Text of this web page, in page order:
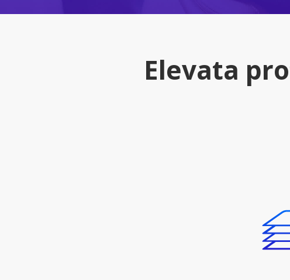
Elevata